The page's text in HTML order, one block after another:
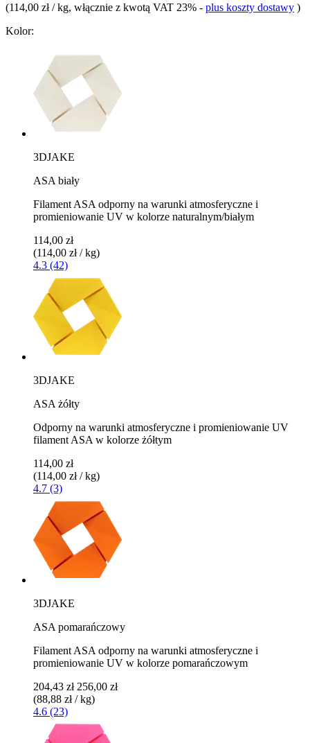
(114,00 zł / kg, włącznie z kwotą VAT 23% - plus koszty dostawy )
Kolor:
3DJAKE
ASA biały
Filament ASA odporny na warunki atmosferyczne i
promieniowanie UV w kolorze naturalnym/białym
114,00 zł
(114,00 zł / kg)
4.3 (42)
3DJAKE
ASA żółty
Odporny na warunki atmosferyczne i promieniowanie UV
filament ASA w kolorze żółtym
114,00 zł
(114,00 zł / kg)
4.7 (3)
3DJAKE
ASA pomarańczowy
Filament ASA odporny na warunki atmosferyczne i
promieniowanie UV w kolorze pomarańczowym
204,43 zł 256,00 zł
(88,88 zł / kg)
4.6 (23)